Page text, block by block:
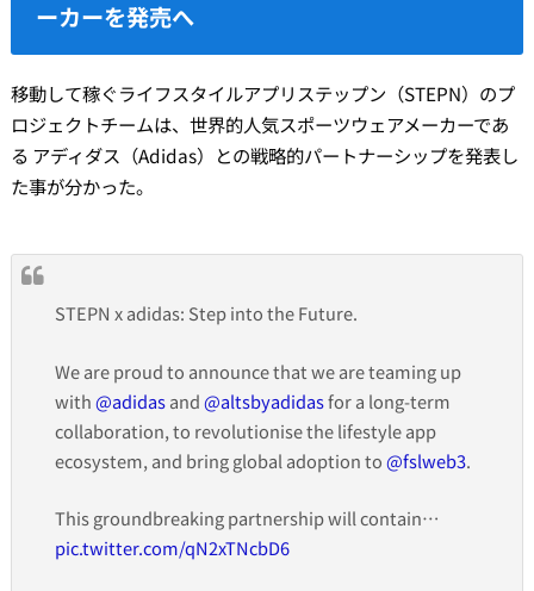
ーカーを発売へ
移動して稼ぐライフスタイルアプリステップン（STEPN）のプ
ロジェクトチームは、世界的人気スポーツウェアメーカーであ
る アディダス（Adidas）との戦略的パートナーシップを発表し
た事が分かった。
STEPN x adidas: Step into the Future.
We are proud to announce that we are teaming up
with@adidasand@altsbyadidasfor a long-term
collaboration, to revolutionise the lifestyle app
ecosystem, and bring global adoption to@fslweb3.
This groundbreaking partnership will contain…
pic.twitter.com/qN2xTNcbD6